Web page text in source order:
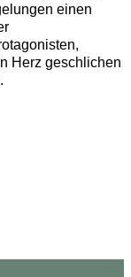
einen
Herz geschlichen